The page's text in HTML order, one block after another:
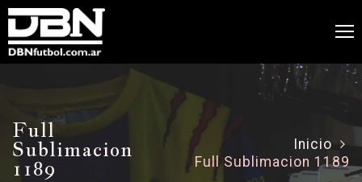
Full
Sublimacion
1189
Inicio
Full Sublimacion 1189